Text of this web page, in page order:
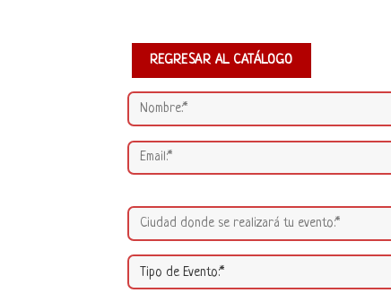
REGRESAR AL CATÁLOGO